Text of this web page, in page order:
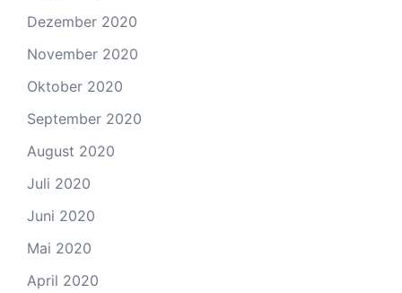
Dezember 2020
November 2020
Oktober 2020
September 2020
August 2020
Juli 2020
Juni 2020
Mai 2020
April 2020